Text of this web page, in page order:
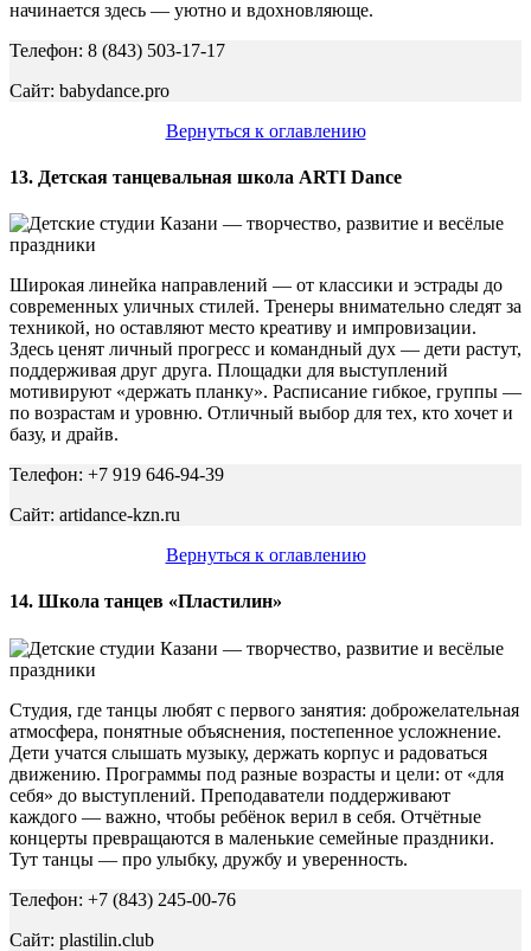
начинается здесь — уютно и вдохновляюще.
Телефон: 8 (843) 503-17-17
Сайт: babydance.pro
Вернуться к оглавлению
13. Детская танцевальная школа ARTI Dance
Широкая линейка направлений — от классики и эстрады до
современных уличных стилей. Тренеры внимательно следят за
техникой, но оставляют место креативу и импровизации.
Здесь ценят личный прогресс и командный дух — дети растут,
поддерживая друг друга. Площадки для выступлений
мотивируют «держать планку». Расписание гибкое, группы —
по возрастам и уровню. Отличный выбор для тех, кто хочет и
базу, и драйв.
Телефон: +7 919 646-94-39
Сайт: artidance-kzn.ru
Вернуться к оглавлению
14. Школа танцев «Пластилин»
Студия, где танцы любят с первого занятия: доброжелательная
атмосфера, понятные объяснения, постепенное усложнение.
Дети учатся слышать музыку, держать корпус и радоваться
движению. Программы под разные возрасты и цели: от «для
себя» до выступлений. Преподаватели поддерживают
каждого — важно, чтобы ребёнок верил в себя. Отчётные
концерты превращаются в маленькие семейные праздники.
Тут танцы — про улыбку, дружбу и уверенность.
Телефон: +7 (843) 245-00-76
Сайт: plastilin.club